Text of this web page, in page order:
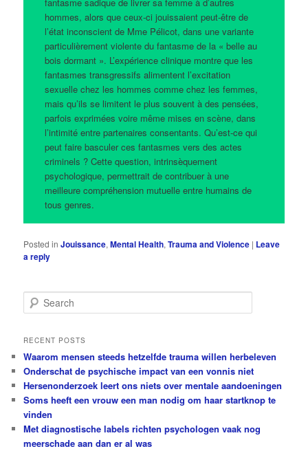
fantasme sadique de livrer sa femme à d’autres
hommes, alors que ceux-ci jouissaient peut-être de
l’état inconscient de Mme Pélicot, dans une variante
particulièrement violente du fantasme de la « belle au
bois dormant ». L’expérience clinique montre que les
fantasmes transgressifs alimentent l’excitation
sexuelle chez les hommes comme chez les femmes,
mais qu’ils se limitent le plus souvent à des pensées,
parfois exprimées voire même mises en scène, dans
l’intimité entre partenaires consentants. Qu’est-ce qui
peut faire basculer ces fantasmes vers des actes
criminels ? Cette question, intrinsèquement
psychologique, permettrait de contribuer à une
meilleure compréhension mutuelle entre humains de
tous genres.
Posted in Jouissance,Mental Health,Trauma and Violence | Leave
a reply
e
r
h
RECENT POSTS
Waarom mensen steeds hetzelfde trauma willen herbeleven
Onderschat de psychische impact van een vonnis niet
Hersenonderzoek leert ons niets over mentale aandoeningen
Soms heeft een vrouw een man nodig om haar startknop te
vinden
Met diagnostische labels richten psychologen vaak nog
meerschade aan dan er al was